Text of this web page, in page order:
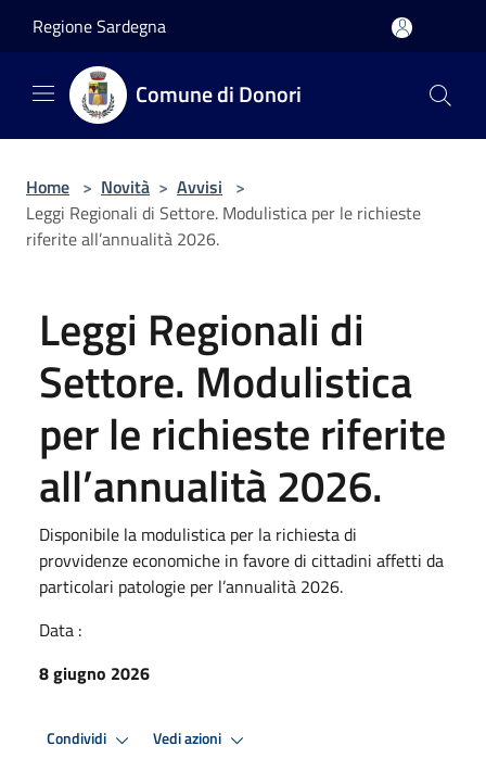
Regione Sardegna
Comune di Donori
Home > Novità > Avvisi >
Leggi Regionali di Settore. Modulistica per le richieste
riferite all’annualità 2026.
Leggi Regionali di
Settore. Modulistica
per le richieste riferite
all’annualità 2026.
Disponibile la modulistica per la richiesta di
provvidenze economiche in favore di cittadini affetti da
particolari patologie per l’annualità 2026.
Data :
8 giugno 2026
Condividi Vedi azioni